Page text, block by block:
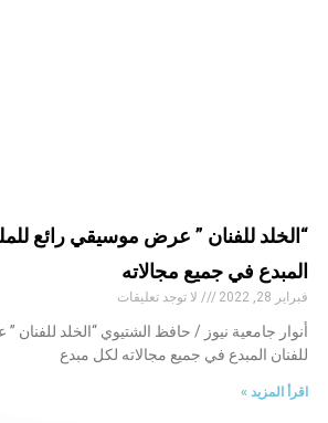
“الخلد للفنان ” عرض موسيقي رائع
المبدع في جميع مجالاته
فبراير 28, 2022 لا توجد تعليقات
أنوار جامعية نيوز / حافظ الشتيوي “الخلد للفنان
للفنان المبدع في جميع مجالاته لكل مبدع
اقرأ المزيد »